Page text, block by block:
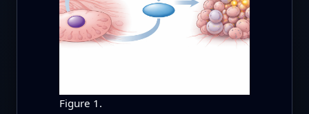
Figure 1.